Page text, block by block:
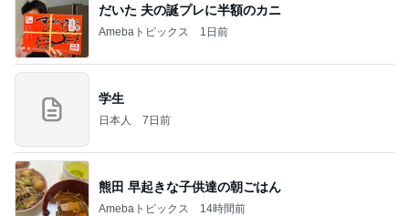
だいた 夫の誕プレに半額のカニ
Amebaトピックス 1日前
学生
日本人 7日前
熊田 早起きな子供達の朝ごはん
Amebaトピックス 14時間前